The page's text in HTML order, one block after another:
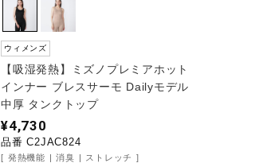
ウィメンズ
【吸湿発熱】ミズノプレミアホット
インナー ブレスサーモ Dailyモデル
中厚 タンクトップ
¥4,730
品番 C2JAC824
発熱機能 消臭 ストレッチ